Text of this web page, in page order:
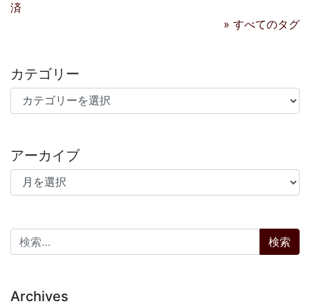
済
» すべてのタグ
カテゴリー
カテゴリー
アーカイブ
アーカイブ
検索:
Archives